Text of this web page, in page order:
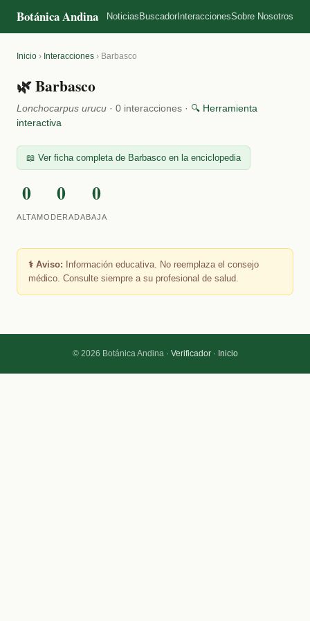
Botánica Andina Noticias Buscador InteraccionesSobre Nosotros
Inicio › Interacciones › Barbasco
🌿 Barbasco
Lonchocarpus urucu · 0 interacciones · 🔍 Herramienta
interactiva
📖 Ver ficha completa de Barbasco en la enciclopedia
0
ALTA
0
MODERADA
0
BAJA
⚕️ Aviso: Información educativa. No reemplaza el consejo
médico. Consulte siempre a su profesional de salud.
© 2026 Botánica Andina · Verificador· Inicio